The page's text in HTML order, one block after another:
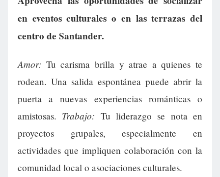
en eventos culturales o en las terrazas del
centro de Santander.
Amor: Tu carisma brilla y atrae a quienes te
rodean. Una salida espontánea puede abrir la
puerta a nuevas experiencias románticas o
amistosas. Trabajo: Tu liderazgo se nota en
proyectos grupales, especialmente en
actividades que impliquen colaboración con la
comunidad local o asociaciones culturales.